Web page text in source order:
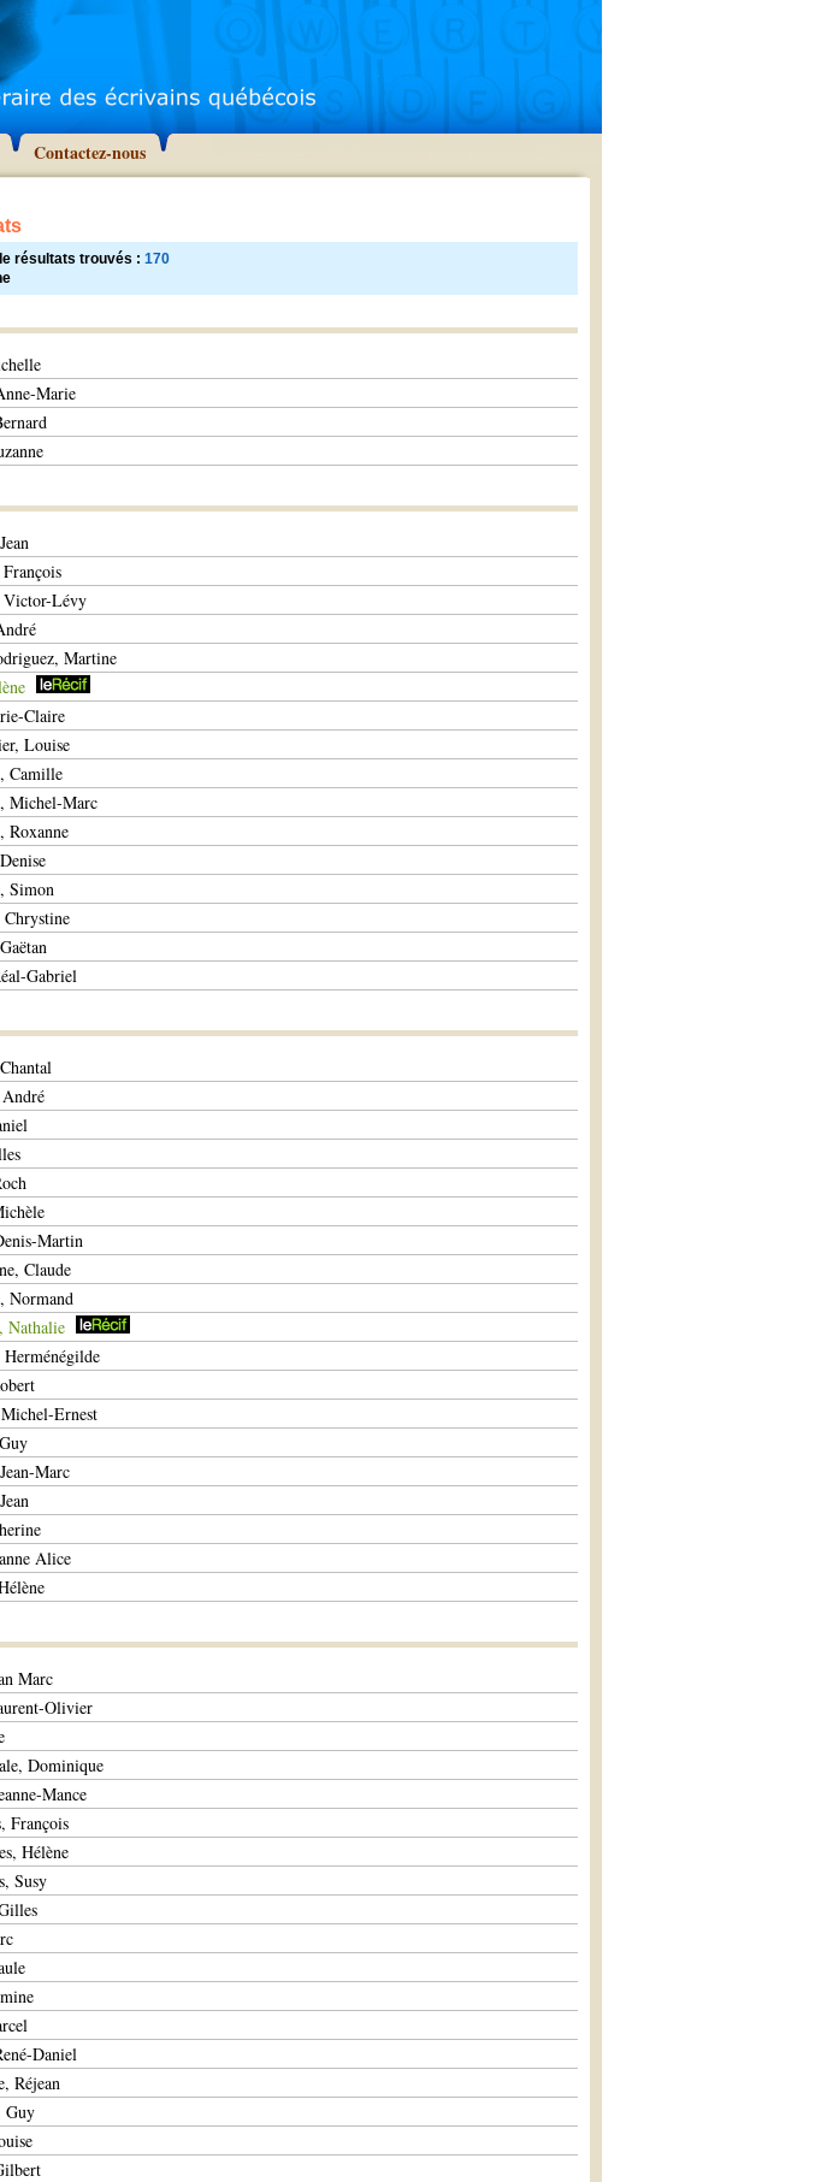
Contactez-nous
résultats trouvés : 170
Marie
Victor-Lévy
Martine
Claire
Louise
Camille
Michel-Marc
Roxanne
Simon
Gabriel
Martin
Claude
Normand
Nathalie
Herménégilde
Ernest
Marc
Alice
Marc
Olivier
Dominique
Mance
François
Hélène
Susy
Daniel
Réjean
Guy